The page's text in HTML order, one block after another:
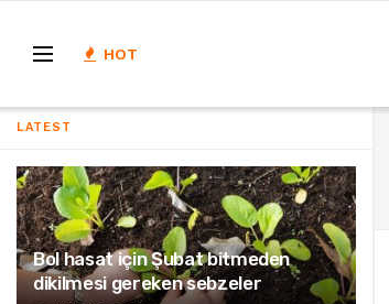
LATEST
Bol hasat için Şubat bitmeden
dikilmesi gereken sebzeler
HOT